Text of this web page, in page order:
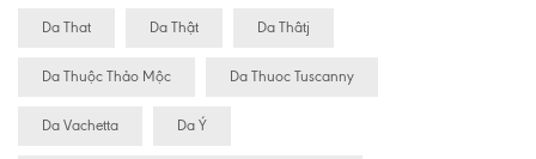
Da That Da Thật Da Thâtj
Da Thuộc Thảo Mộc Da Thuoc Tuscanny
Da Vachetta Da Ý